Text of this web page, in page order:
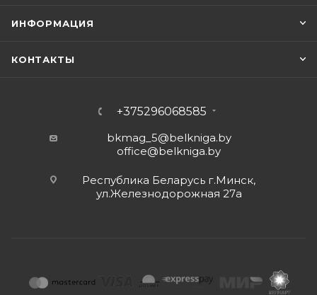
ИНФОРМАЦИЯ
КОНТАКТЫ
+375296068585
bkmag_5@belkniga.by
office@belkniga.by
Республика Беларусь г.Минск,
ул.Железнодорожная 27а